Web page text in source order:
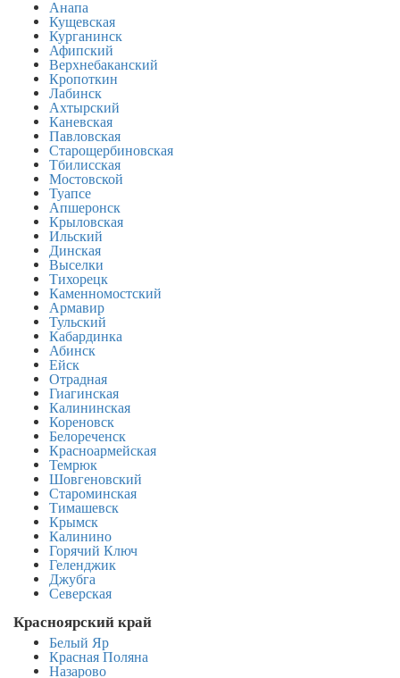
Анапа
Кущевская
Курганинск
Афипский
Верхнебаканский
Кропоткин
Лабинск
Ахтырский
Каневская
Павловская
Старощербиновская
Тбилисская
Мостовской
Туапсе
Апшеронск
Крыловская
Ильский
Динская
Выселки
Тихорецк
Каменномостский
Армавир
Тульский
Кабардинка
Абинск
Ейск
Отрадная
Гиагинская
Калининская
Кореновск
Белореченск
Красноармейская
Темрюк
Шовгеновский
Староминская
Тимашевск
Крымск
Калинино
Горячий Ключ
Геленджик
Джубга
Северская
Красноярский край
Белый Яр
Красная Поляна
Назарово